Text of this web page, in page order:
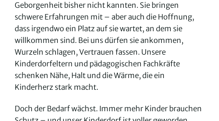
Geborgenheit bisher nicht kannten. Sie bringen
schwere Erfahrungen mit – aber auch die Hoffnung,
dass irgendwo ein Platz auf sie wartet, an dem sie
willkommen sind. Bei uns dürfen sie ankommen,
Wurzeln schlagen, Vertrauen fassen. Unsere
Kinderdorfeltern und pädagogischen Fachkräfte
schenken Nähe, Halt und die Wärme, die ein
Kinderherz stark macht.
Doch der Bedarf wächst. Immer mehr Kinder brauchen